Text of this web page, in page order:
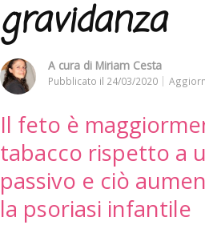
gravidanza
A cura di Miriam Cesta
Pubblicato il 24/03/2020
Il feto è
tabacco rispetto a
passivo e ciò
la psoriasi infantile